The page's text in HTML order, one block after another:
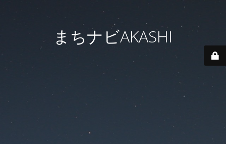
まちナビAKASHI